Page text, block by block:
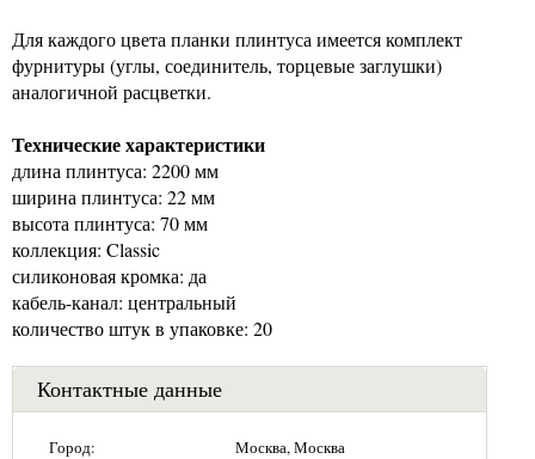
Для каждого цвета планки плинтуса имеется комплект
фурнитуры (углы, соединитель, торцевые заглушки)
аналогичной расцветки.
Технические характеристики
длина плинтуса: 2200 мм
ширина плинтуса: 22 мм
высота плинтуса: 70 мм
коллекция: Classic
силиконовая кромка: да
кабель-канал: центральный
количество штук в упаковке: 20
Контактные данные
Город: Москва, Москва